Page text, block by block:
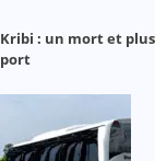
Kribi : un mort et
port